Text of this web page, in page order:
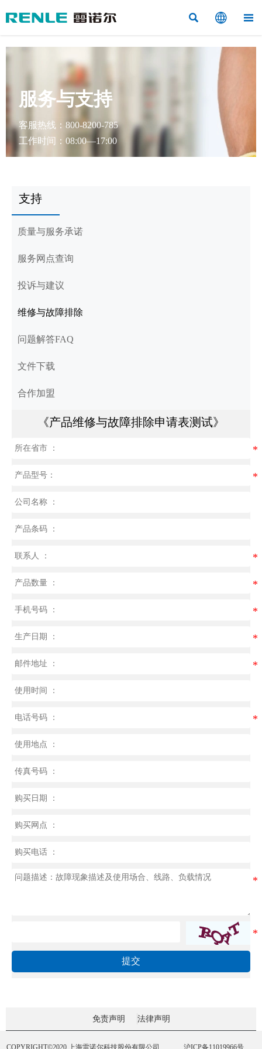
  
服务与支持
客服热线：800-8200-785
工作时间：08:00—17:00
支持
质量与服务承诺
服务网点查询
投诉与建议
维修与故障排除
问题解答FAQ
文件下载
合作加盟
《产品维修与故障排除申请表测试》
提交
免责声明 法律声明